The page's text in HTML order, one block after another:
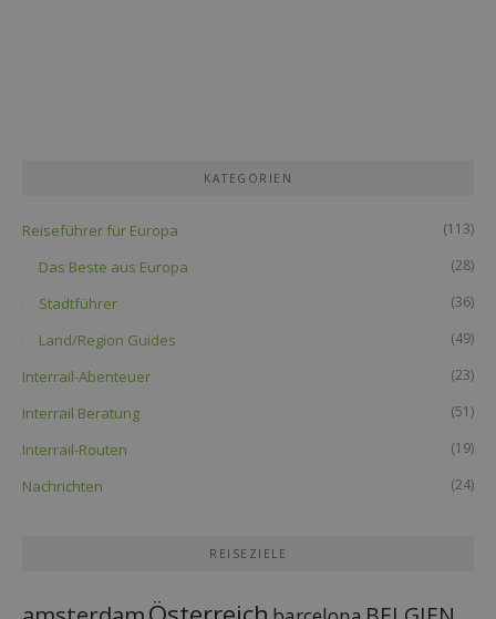
KATEGORIEN
Reiseführer für Europa (113)
Das Beste aus Europa (28)
Stadtführer (36)
Land/Region Guides (49)
Interrail-Abenteuer (23)
Interrail Beratung (51)
Interrail-Routen (19)
Nachrichten (24)
REISEZIELE